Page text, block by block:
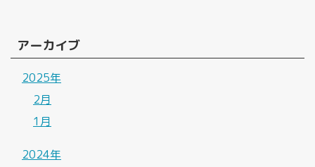
アーカイブ
2025年
2月
1月
2024年